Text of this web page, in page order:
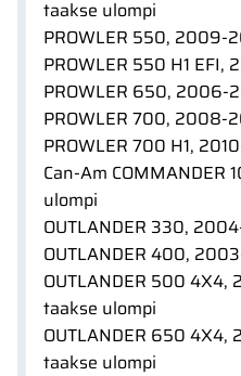
taakse ulompi
PROWLER 550, 2009-
PROWLER 550 H1 EFI,
PROWLER 650, 2006-
PROWLER 700, 2008-
PROWLER 700 H1,
Can-Am COMMANDER
ulompi
OUTLANDER 330,
OUTLANDER 400,
OUTLANDER 500 4X4,
taakse ulompi
OUTLANDER 650 4X4,
taakse ulompi